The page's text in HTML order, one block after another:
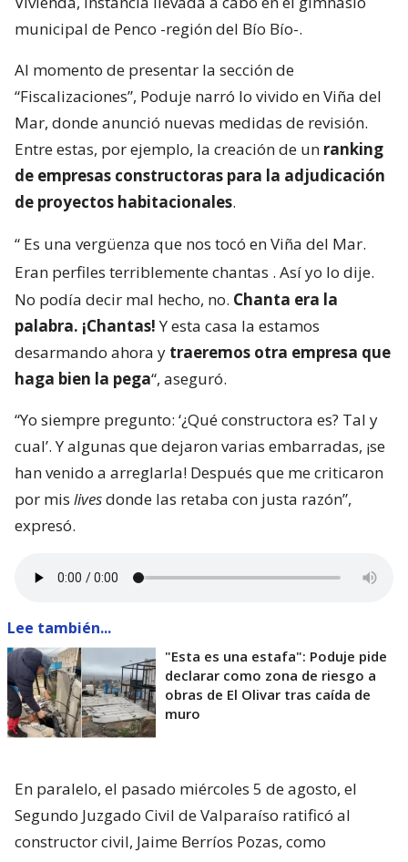
municipal de Penco -región del Bío Bío-.
Al momento de presentar la sección de
“Fiscalizaciones”, Poduje narró lo vivido en Viña del
Mar, donde anunció nuevas medidas de revisión.
Entre estas, por ejemplo, la creación de un ranking
de empresas constructoras para la adjudicación
de proyectos habitacionales.
“ Es una vergüenza que nos tocó en Viña del Mar.
Eran perfiles terriblemente chantas . Así yo lo dije.
No podía decir mal hecho, no. Chanta era la
palabra. ¡Chantas!Y esta casa la estamos
desarmando ahora y traeremos otra empresa que
haga bien la pega“, aseguró.
“Yo siempre pregunto: ‘¿Qué constructora es? Tal y
cual’. Y algunas que dejaron varias embarradas, ¡se
han venido a arreglarla! Después que me criticaron
por mis livesdonde las retaba con justa razón”,
expresó.
Lee también...
"Esta es una estafa": Poduje pide
declarar como zona de riesgo a
obras de El Olivar tras caída de
muro
En paralelo, el pasado miércoles 5 de agosto, el
Segundo Juzgado Civil de Valparaíso ratificó al
constructor civil, Jaime Berríos Pozas, como